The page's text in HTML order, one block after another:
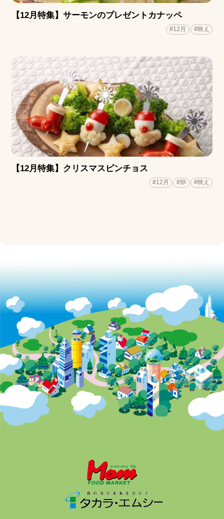
【12月特集】サーモンのプレゼントカナッペ
#12月 #映え
【12月特集】クリスマスピンチョス
#12月 #卵 #映え